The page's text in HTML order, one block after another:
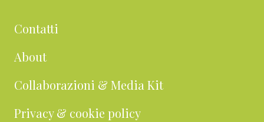
Contatti
About
Collaborazioni & Media Kit
Privacy & cookie policy